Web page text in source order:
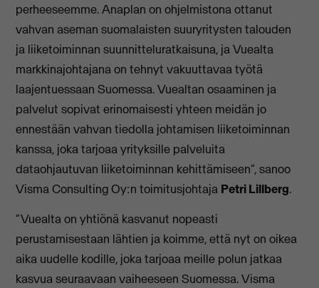
perheeseemme. Anaplan on ohjelmistona ottanut
vahvan aseman suomalaisten suuryritysten talouden
ja liiketoiminnan suunnitteluratkaisuna, ja Vuealta
markkinajohtajana on tehnyt vakuuttavaa työtä
laajentuessaan Suomessa. Vuealtan osaaminen ja
palvelut sopivat erinomaisesti yhteen meidän jo
ennestään vahvan tiedolla johtamisen liiketoiminnan
kanssa, joka tarjoaa yrityksille palveluita
dataohjautuvan liiketoiminnan kehittämiseen”, sanoo
Visma Consulting Oy:n toimitusjohtaja Petri Lillberg.
”Vuealta on yhtiönä kasvanut nopeasti
perustamisestaan lähtien ja koimme, että nyt on oikea
aika uudelle kodille, joka tarjoaa meille polun jatkaa
kasvua seuraavaan vaiheeseen Suomessa. Visma